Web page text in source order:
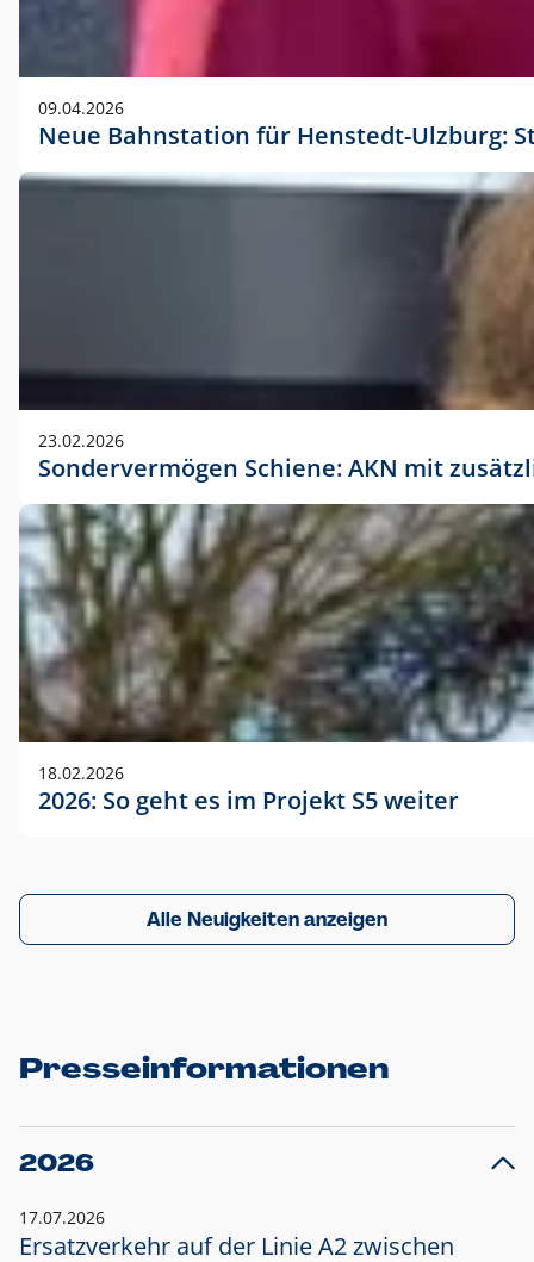
09.04.2026
Neue Bahnstation für Henstedt-Ulzburg:
23.02.2026
Sondervermögen Schiene: AKN mit
18.02.2026
2026: So geht es im Projekt S5 weiter
Alle Neuigkeiten anzeigen
Presseinformationen
2026
17.07.2026
Ersatzverkehr auf der Linie A2 zwischen